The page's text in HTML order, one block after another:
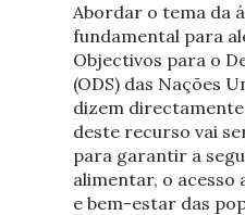
Abordar o tema da
fundamental para
Objectivos para o
(ODS) das Nações
dizem
deste recurso vai
para garantir a
alimentar, o acesso
e bem-estar das